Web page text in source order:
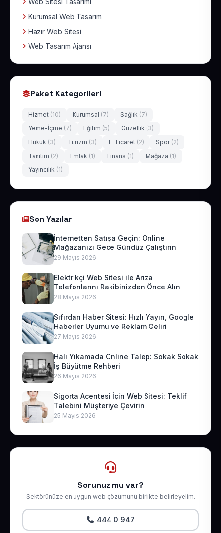
Web Sitesi Tasarımı
Kurumsal Web Tasarım
Hazır Web Sitesi
Web Tasarım Ajansı
Paket Kategorileri
Hizmet (10) Kurumsal (7) Sağlık (7)
Yeme-İçme (7) Eğitim (5) Güzellik (3)
Hukuk (3) Turizm (3) E-Ticaret (2) Spor (2)
Tanıtım (2) Emlak (1) Finans (1) Mağaza (1)
Yayıncılık (1)
Son Yazılar
İnternetten Satışa Geçin: Online
Mağazanızı Gece Gündüz Çalıştırın
29 Mayıs 2026
Elektrikçi Web Sitesi ile Arıza
Telefonlarını Rakibinizden Önce Alın
28 Mayıs 2026
Sıfırdan Haber Sitesi: Hızlı Yayın, Google
Haberler Uyumu ve Reklam Geliri
27 Mayıs 2026
Halı Yıkamada Online Talep: Sokak Sokak
İş Büyütme Rehberi
26 Mayıs 2026
Sigorta Acentesi İçin Web Sitesi: Teklif
Talebini Müşteriye Çevirin
25 Mayıs 2026
Sorunuz mu var?
Sektörünüze en uygun web çözümünü birlikte belirleyelim.
444 0 947